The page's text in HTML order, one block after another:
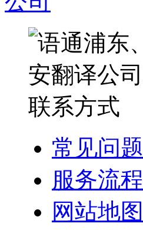
常见问题
服务流程
网站地图